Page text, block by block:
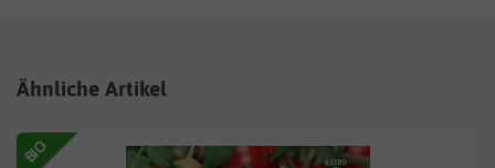
Ähnliche Artikel
BIO